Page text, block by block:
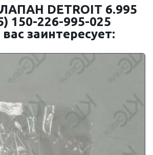
DETROIT 6.995
150-226-995-025
заинтересует: